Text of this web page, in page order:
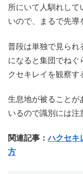
所にいて人馴れして
いので、まるで先導
普段は単独で見られ
になると集団でねぐ
クセキレイを観察す
生息地が被ることが
いるので識別には注
関連記事：ハクセキ
方